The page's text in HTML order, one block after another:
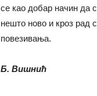
се као добар начин да
нешто ново и кроз рад
повезивања.
Б. Вишнић